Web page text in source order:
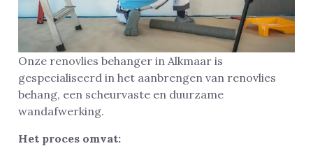
Onze renovlies behanger in Alkmaar is
gespecialiseerd in het aanbrengen van renovlies
behang, een scheurvaste en duurzame
wandafwerking.
Het proces omvat: